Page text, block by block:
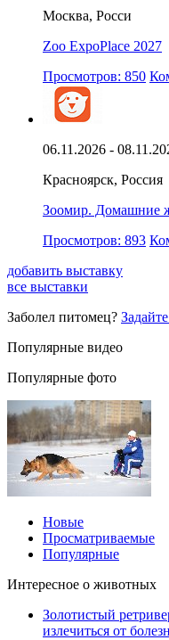
Москва, Росси
Zoo ExpoPlace 2027
Просмотров: 850
06.11.2026 -
Красноярск, Россия
Зоомир. Домашние
Просмотров: 893
добавить выставку
все выставки
Заболел питомец?
Популярные видео
Популярные фото
Новые
Просматриваемые
Популярные
Интересное о животных
Золотистый
излечиться от